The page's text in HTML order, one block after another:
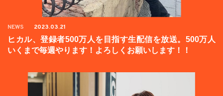
NEWS 2023.03.21
ヒカル、登録者500万人を目指す生配信を放送。500万人
いくまで毎週やります！よろしくお願いします！！